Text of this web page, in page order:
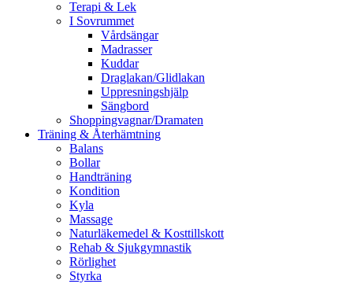
Terapi & Lek
I Sovrummet
Vårdsängar
Madrasser
Kuddar
Draglakan/Glidlakan
Uppresningshjälp
Sängbord
Shoppingvagnar/Dramaten
Träning & Återhämtning
Balans
Bollar
Handträning
Kondition
Kyla
Massage
Naturläkemedel & Kosttillskott
Rehab & Sjukgymnastik
Rörlighet
Styrka